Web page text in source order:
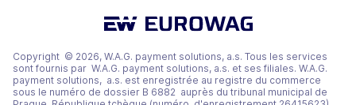
onglet)
Copyright © 2026, W.A.G. payment solutions, a.s. Tous les services
sont fournis par W.A.G. payment solutions, a.s. et ses filiales. W.A.G.
payment solutions, a.s. est enregistrée au registre du commerce
sous le numéro de dossier B 6882 auprès du tribunal municipal de